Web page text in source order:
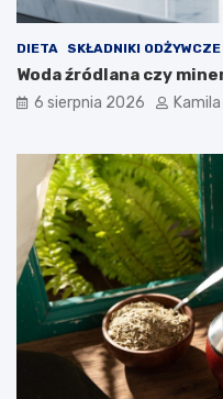
DIETA SKŁADNIKI ODŻYWCZE
Woda źródlana czy
6 sierpnia 2026